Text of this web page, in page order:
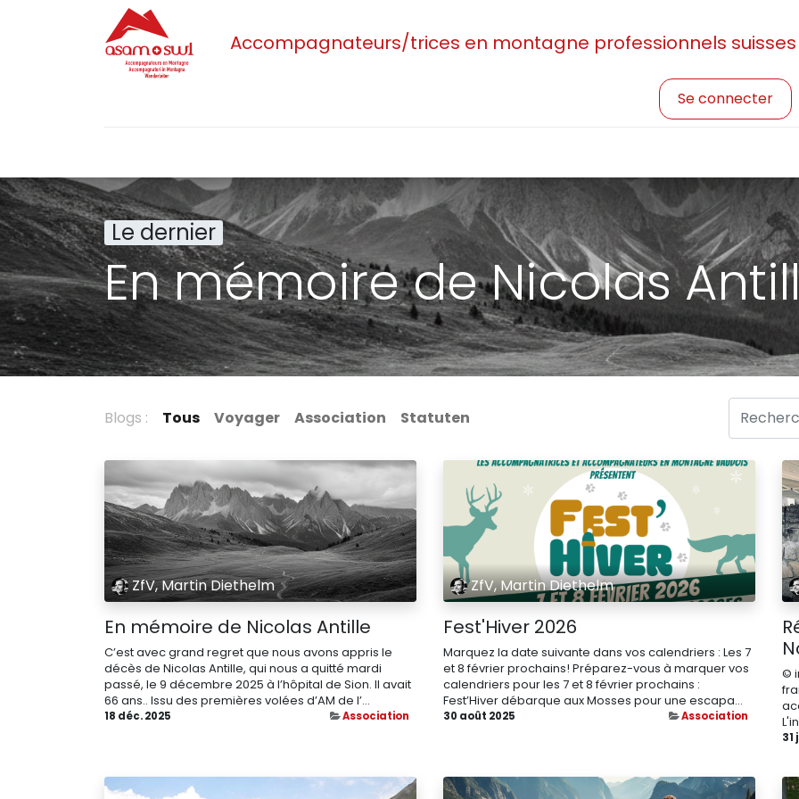
Accompagnateurs/trices en montagne professionnels suisses
Se connecter
Le dernier
En mémoire de Nicolas
Blogs : Tous Voyager Association Statuten
ZfV, Martin Diethelm
En mémoire de Nicolas Antille
C’est avec grand regret que nous avons appris le
décès de Nicolas Antille, qui nous a quitté mardi
passé, le 9 décembre 2025 à l’hôpital de Sion. Il avait
66 ans.. Issu des premières volées d’AM de l’...
18 déc. 2025 Association
ZfV, Martin Diethelm
Fest'Hiver 2026
Marquez la date suivante dans vos calendriers : Les 7
et 8 février prochains! Préparez-vous à marquer vos
calendriers pour les 7 et 8 février prochains :
Fest’Hiver débarque aux Mosses pour une escapa...
30 août 2025 Association
©
31